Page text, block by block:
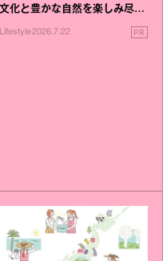
文化と豊かな自然を楽しみ尽く
Lifestyle2026.7.22 PR